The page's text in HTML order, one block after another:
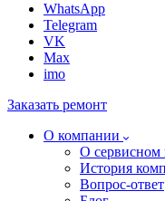
WhatsApp
Telegram
VK
Max
imo
Заказать ремонт
О компании
О сервисном
История
Вопрос-ответ